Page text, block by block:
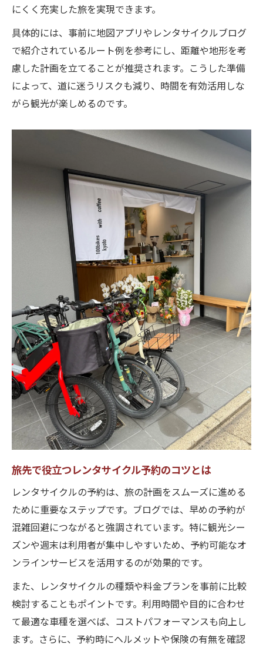
にくく充実した旅を実現できます。
具体的には、事前に地図アプリやレンタサイクルブログ
で紹介されているルート例を参考にし、距離や地形を考
慮した計画を立てることが推奨されます。こうした準備
によって、道に迷うリスクも減り、時間を有効活用しな
がら観光が楽しめるのです。
旅先で役立つレンタサイクル予約のコツとは
レンタサイクルの予約は、旅の計画をスムーズに進める
ために重要なステップです。ブログでは、早めの予約が
混雑回避につながると強調されています。特に観光シー
ズンや週末は利用者が集中しやすいため、予約可能なオ
ンラインサービスを活用するのが効果的です。
また、レンタサイクルの種類や料金プランを事前に比較
検討することもポイントです。利用時間や目的に合わせ
て最適な車種を選べば、コストパフォーマンスも向上し
ます。さらに、予約時にヘルメットや保険の有無を確認